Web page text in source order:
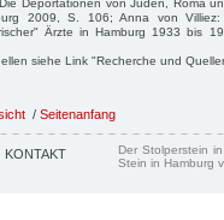
Deportationen von Juden, Roma
2009, S. 106; Anna von
Ärzte in Hamburg 1933 bis
siehe Link "Recherche und
/ Seitenanfang
KONTAKT
Der Stolperstein
Stein in Hamburg